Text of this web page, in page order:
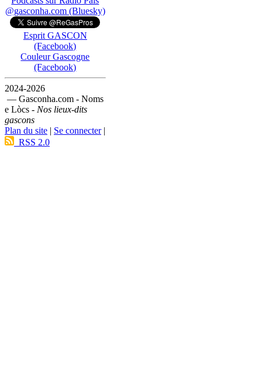
@gasconha.com (Bluesky)
Esprit GASCON
(Facebook)
Couleur Gascogne
(Facebook)
2024-2026
— Gasconha.com - Noms
e Lòcs - Nos lieux-dits
gascons
Plan du site | Se connecter|
RSS 2.0